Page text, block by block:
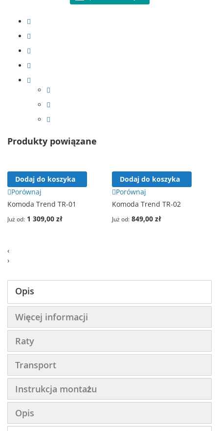
Produkty powiązane
Dodaj do koszyka
Porównaj
Komoda Trend TR-01
Już od 1 309,00 zł
Dodaj do koszyka
Porównaj
Komoda Trend TR-02
Już od 849,00 zł
‹
›
Opis
Więcej informacji
Raty
Transport
Instrukcja montażu
Opis